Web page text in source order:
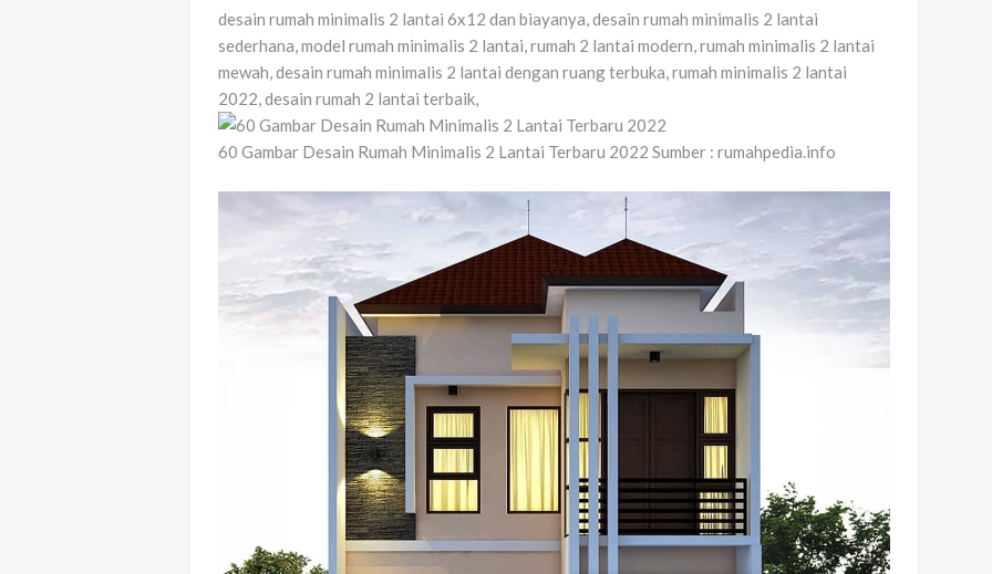
desain rumah minimalis 2 lantai 6x12 dan biayanya, desain rumah minimalis 2 lantai
sederhana, model rumah minimalis 2 lantai, rumah 2 lantai modern, rumah minimalis 2 lantai
mewah, desain rumah minimalis 2 lantai dengan ruang terbuka, rumah minimalis 2 lantai
2022, desain rumah 2 lantai terbaik,
60 Gambar Desain Rumah Minimalis 2 Lantai Terbaru 2022 Sumber : rumahpedia.info